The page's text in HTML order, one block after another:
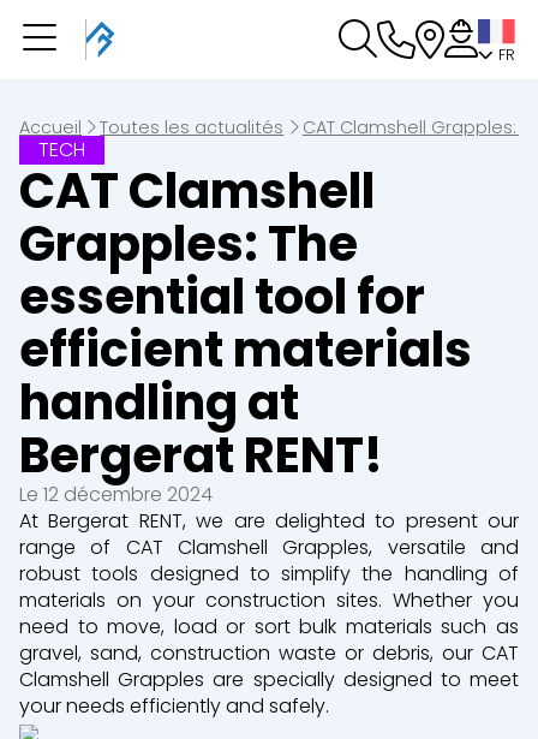
FR
Accueil Toutes les actualités CAT Clamshell Grapples:
TECH
CAT Clamshell
Grapples: The
essential tool for
efficient materials
handling at
Bergerat RENT!
Le 12 décembre 2024
At Bergerat RENT, we are delighted to present our
range of CAT Clamshell Grapples, versatile and
robust tools designed to simplify the handling of
materials on your construction sites. Whether you
need to move, load or sort bulk materials such as
gravel, sand, construction waste or debris, our CAT
Clamshell Grapples are specially designed to meet
your needs efficiently and safely.
Vous avez une
Vous n'avez pas de réservation en cours